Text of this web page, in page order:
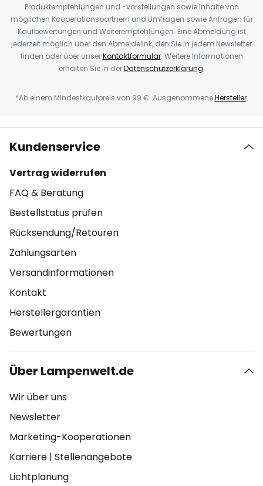
Produktempfehlungen und -vorstellungen sowie Inhalte von
möglichen Kooperationspartnern und Umfragen sowie Anfragen für
Kaufbewertungen und Weiterempfehlungen. Eine Abmeldung ist
jederzeit möglich über den Abmeldelink, den Sie in jedem Newsletter
finden oder über unserKontaktformular. Weitere Informationen
erhalten Sie in derDatenschutzerklärung.
*Ab einem Mindestkaufpreis von 99 €. AusgenommeneHersteller.
Kundenservice
Vertrag widerrufen
FAQ & Beratung
Bestellstatus prüfen
Rücksendung/Retouren
Zahlungsarten
Versandinformationen
Kontakt
Herstellergarantien
Bewertungen
Über Lampenwelt.de
Wir über uns
Newsletter
Marketing-Kooperationen
Karriere | Stellenangebote
Lichtplanung